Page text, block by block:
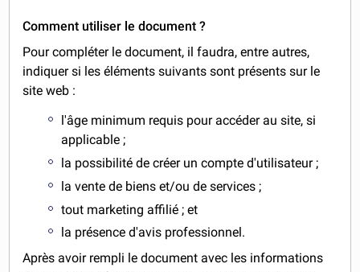
Comment utiliser le document ?
Pour compléter le document, il faudra, entre autres,
indiquer si les éléments suivants sont présents sur le
site web :
l'âge minimum requis pour accéder au site, si
applicable ;
la possibilité de créer un compte d'utilisateur ;
la vente de biens et/ou de services ;
tout marketing affilié ; et
la présence d'avis professionnel.
Après avoir rempli le document avec les informations